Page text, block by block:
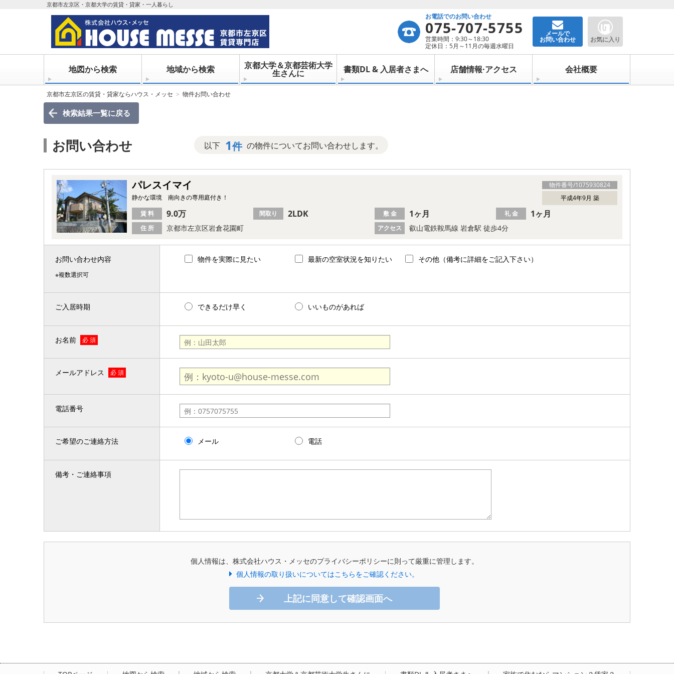
京都市左京区・京都大学の賃貸・貸家・一人暮らし
お電話でのお問い合わせ
075-707-5755
営業時間：9:30～18:30
定休日：5月～11月の毎週水曜日
メールで
お問い合わせ お気に入り
地図から検索 地域から検索 京都大学＆京都芸術大学
生さんに 書類DL & 入居者さまへ 店舗情報·アクセス 会社概要
京都市左京区の賃貸・貸家ならハウス・メッセ 物件お問い合わせ
検索結果一覧に戻る
お問い合わせ 以下 1件 の物件についてお問い合わせします。
物件番号/1075930824
パレスイマイ
平成4年9月 築
静かな環境 南向きの専用庭付き！
住 所 京都市左京区岩倉花園町 アクセス 叡山電鉄鞍馬線 岩倉駅 徒歩4分
賃 料 9.0万 間取り 2LDK 敷 金 1ヶ月 礼 金 1ヶ月
お問い合わせ内容
※複数選択可
物件を実際に見たい 最新の空室状況を知りたい その他（備考に詳細をご記入下さい）
ご入居時期 できるだけ早く いいものがあれば
お名前 必 須
メールアドレス 必 須
電話番号
ご希望のご連絡方法 メール 電話
備考・ご連絡事項
個人情報は、株式会社ハウス・メッセのプライバシーポリシーに則って厳重に管理します。
個人情報の取り扱いについてはこちらをご確認ください。
上記に同意して確認画面へ